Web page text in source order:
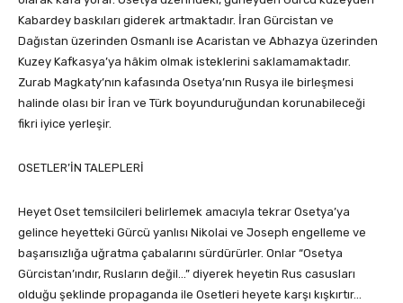
Kabardey baskıları giderek artmaktadır. İran Gürcistan ve
Dağıstan üzerinden Osmanlı ise Acaristan ve Abhazya üzerinden
Kuzey Kafkasya’ya hâkim olmak isteklerini saklamamaktadır.
Zurab Magkaty’nın kafasında Osetya’nın Rusya ile birleşmesi
halinde olası bir İran ve Türk boyunduruğundan korunabileceği
fikri iyice yerleşir.
OSETLER’İN TALEPLERİ
Heyet Oset temsilcileri belirlemek amacıyla tekrar Osetya’ya
gelince heyetteki Gürcü yanlısı Nikolai ve Joseph engelleme ve
başarısızlığa uğratma çabalarını sürdürürler. Onlar “Osetya
Gürcistan’ındır, Rusların değil…” diyerek heyetin Rus casusları
olduğu şeklinde propaganda ile Osetleri heyete karşı kışkırtır…